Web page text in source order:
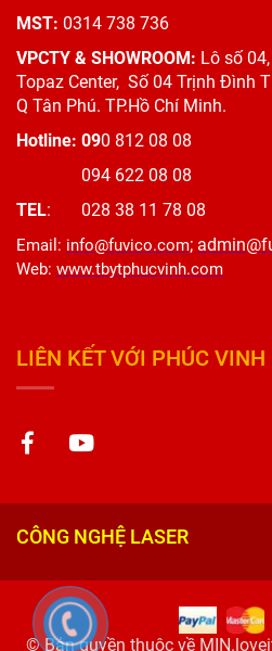
CÔNG NGHỆ LASER
MST: 0314 738 736
VPCTY & SHOWROOM: Lô số
Topaz Center, Số 04 Trịnh Đình
Q Tân Phú. TP.Hồ Chí Minh.
Hotline: 090 812 08 08
094 622 08 08
TEL: 028 38 11 78 08
Email : info@fuvico.com;
Web: www.tbytphucvinh.com
LIÊN KẾT VỚI PHÚC VINH
© Bản quyền thuộc về